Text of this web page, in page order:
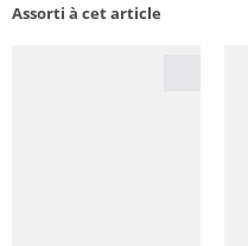
Assorti à cet article